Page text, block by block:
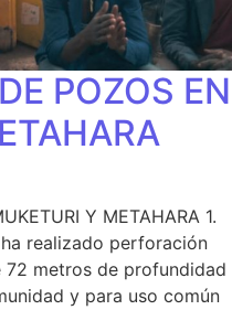
POZOS EN
Y METAHARA 1.
realizado perforación
metros de profundidad
y para uso común